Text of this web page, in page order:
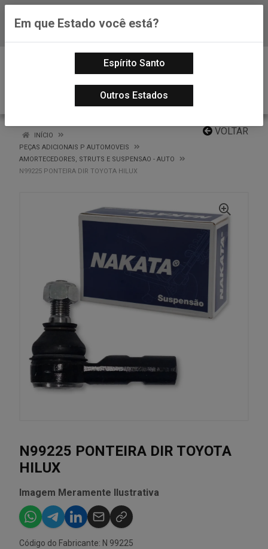
Baixe já nosso APP
VOLTAR
INÍCIO
PEÇAS ADICIONAIS P AUTOMOVEIS
AMORTECEDORES, STRUTS E SUSPENSAO - AUTO
N99225 PONTEIRA DIR TOYOTA HILUX
N99225 PONTEIRA DIR TOYOTA
HILUX
Imagem Meramente Ilustrativa
Código do Fabricante: N 99225
Em que Estado você está?
Espírito Santo
Outros Estados